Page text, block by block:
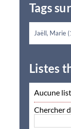
Tags
Jaëll, Marie
Listes
Aucune
Chercher